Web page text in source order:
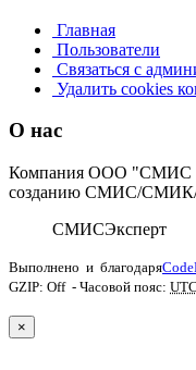
Главная
Пользователи
Связаться с
Удалить cookies
О нас
Компания ООО "СМИС
созданию СМИС/СМИК/
СМИСЭксперт
Выполнено и благодаря
GZIP: Off - Часовой пояс:
×